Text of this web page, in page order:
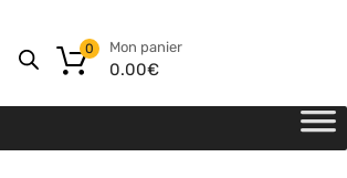
Mon panier
0.00€
0